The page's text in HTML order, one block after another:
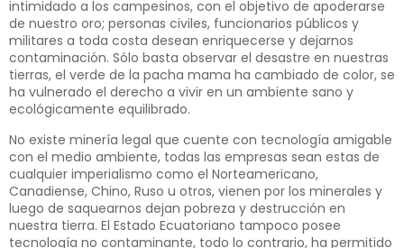
intimidado a los campesinos, con el objetivo de apoderarse
de nuestro oro; personas civiles, funcionarios públicos y
militares a toda costa desean enriquecerse y dejarnos
contaminación. Sólo basta observar el desastre en nuestras
tierras, el verde de la pacha mama ha cambiado de color, se
ha vulnerado el derecho a vivir en un ambiente sano y
ecológicamente equilibrado.
No existe minería legal que cuente con tecnología amigable
con el medio ambiente, todas las empresas sean estas de
cualquier imperialismo como el Norteamericano,
Canadiense, Chino, Ruso u otros, vienen por los minerales y
luego de saquearnos dejan pobreza y destrucción en
nuestra tierra. El Estado Ecuatoriano tampoco posee
tecnología no contaminante, todo lo contrario, ha permitido